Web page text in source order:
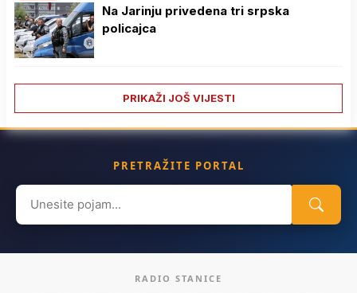
Na Јarinju privedena tri srpska
policajca
PRIKAŽI JOŠ VIJESTI
PRETRAŽITE PORTAL
Search
for:
RADIO STANICE